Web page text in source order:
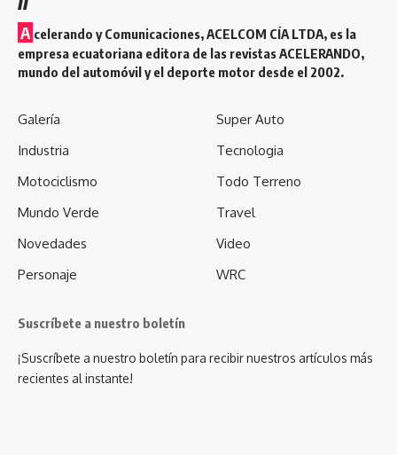
A celerando y Comunicaciones, ACELCOM CÍA LTDA, es la
empresa ecuatoriana editora de las revistas ACELERANDO,
mundo del automóvil y el deporte motor desde el 2002.
Galería
Industria
Motociclismo
Mundo Verde
Novedades
Personaje
Super Auto
Tecnologia
Todo Terreno
Travel
Video
WRC
Suscríbete a nuestro boletín
¡Suscríbete a nuestro boletín para recibir nuestros artículos más
recientes al instante!